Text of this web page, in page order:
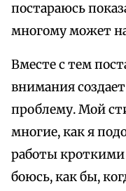
постараюсь
многому может
Вместе с тем
внимания
проблему. Мой
многие, как я
работы
боюсь, как бы,